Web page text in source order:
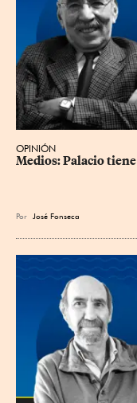
OPINIÓN
Medios: Palacio
Por José Fonseca